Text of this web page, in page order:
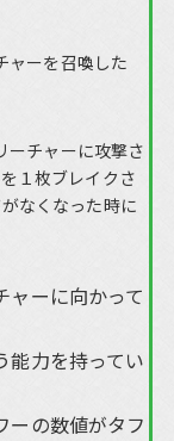
ャーを召喚した
ーチャーに攻撃さ
１枚ブレイクさ
なくなった時に
ャーに向かって
能力を持ってい
ーの数値がタフ